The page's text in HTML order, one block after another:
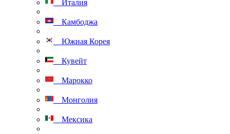
Италия
Камбоджа
Южная Корея
Кувейт
Марокко
Монголия
Мексика